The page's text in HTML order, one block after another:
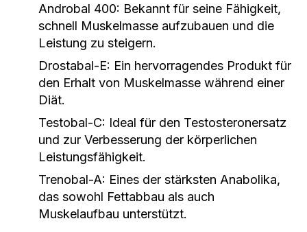
Androbal 400: Bekannt für seine Fähigkeit,
schnell Muskelmasse aufzubauen und die
Leistung zu steigern.
Drostabal-E: Ein hervorragendes Produkt für
den Erhalt von Muskelmasse während einer
Diät.
Testobal-C: Ideal für den Testosteronersatz
und zur Verbesserung der körperlichen
Leistungsfähigkeit.
Trenobal-A: Eines der stärksten Anabolika,
das sowohl Fettabbau als auch
Muskelaufbau unterstützt.